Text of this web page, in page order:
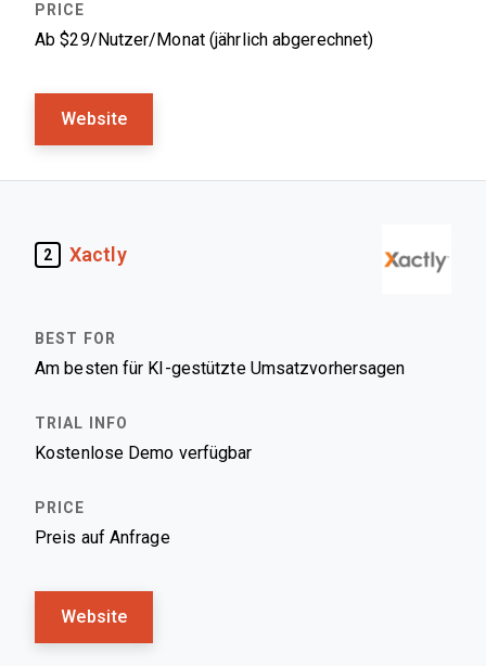
Ab $29/Nutzer/Monat (jährlich abgerechnet)
Website
2 Xactly
Am besten für KI-gestützte Umsatzvorhersagen
Kostenlose Demo verfügbar
Preis auf Anfrage
Website